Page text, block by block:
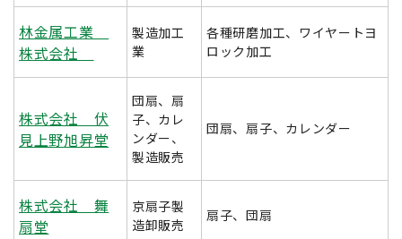
林金属工業
株式会社
製造加工
業
各種研磨加工、ワイヤートヨ
ロック加工
株式会社 伏
見上野旭昇堂
団扇、扇
子、カレ
ンダー、
製造販売
団扇、扇子、カレンダー
株式会社 舞
扇堂
京扇子製
造卸販売
扇子、団扇